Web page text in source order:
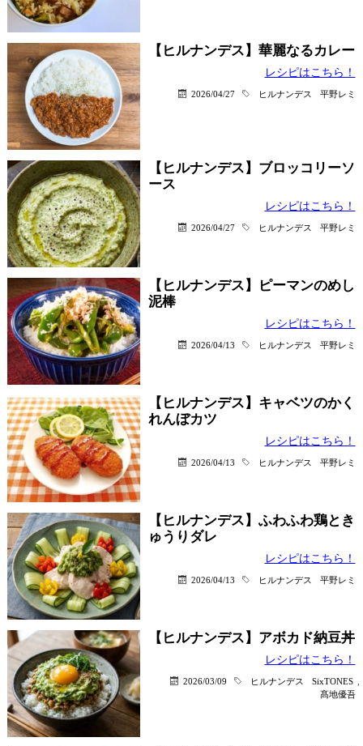
【ヒルナンデス】華麗なるカレー
レシピはこちら！
2026/04/27 ヒルナンデス 平野レミ
【ヒルナンデス】ブロッコリーソ
ース
レシピはこちら！
2026/04/27 ヒルナンデス 平野レミ
【ヒルナンデス】ピーマンのめし
泥棒
レシピはこちら！
2026/04/13 ヒルナンデス 平野レミ
【ヒルナンデス】キャベツのかく
れんぼカツ
レシピはこちら！
2026/04/13 ヒルナンデス 平野レミ
【ヒルナンデス】ふわふわ鶏とき
ゅうりダレ
レシピはこちら！
2026/04/13 ヒルナンデス 平野レミ
【ヒルナンデス】アボカド納豆丼
レシピはこちら！
2026/03/09 ヒルナンデス SixTONES
髙地優吾